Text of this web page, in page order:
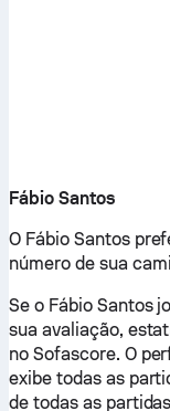
Fábio Santos
O Fábio Santos
número de sua
Se o Fábio Santos
sua avaliação,
no Sofascore. O
exibe todas as
de todas as